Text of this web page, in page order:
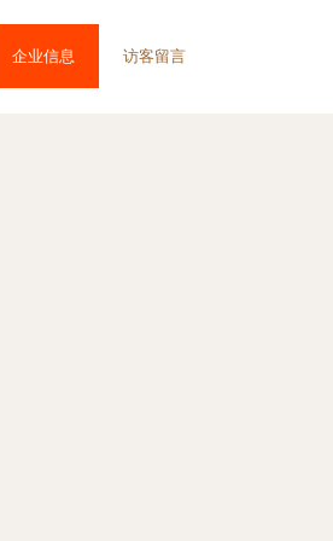
企业信息 访客留言